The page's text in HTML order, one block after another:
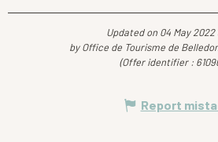
Updated on 04 May 2022
by Office de Tourisme de
(Offer identifier :
Report